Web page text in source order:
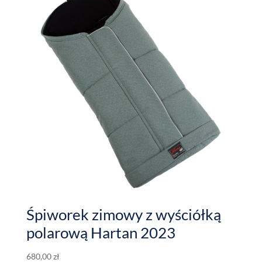
Śpiworek zimowy z wyściółką
polarową Hartan 2023
680,00zł